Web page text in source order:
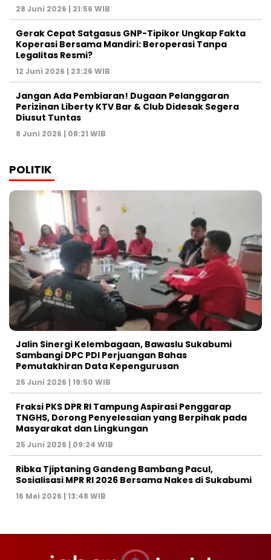
28 Juni 2026 | 21:56 WIB
Gerak Cepat Satgasus GNP-Tipikor Ungkap Fakta
Koperasi Bersama Mandiri: Beroperasi Tanpa
Legalitas Resmi?
12 Juni 2026 | 23:26 WIB
Jangan Ada Pembiaran! Dugaan Pelanggaran
Perizinan Liberty KTV Bar & Club Didesak Segera
Diusut Tuntas
8 Juni 2026 | 08:21 WIB
POLITIK
Jalin Sinergi Kelembagaan, Bawaslu Sukabumi
Sambangi DPC PDI Perjuangan Bahas
Pemutakhiran Data Kepengurusan
25 Juni 2026 | 19:50 WIB
‎Fraksi PKS DPR RI Tampung Aspirasi Penggarap
TNGHS, Dorong Penyelesaian yang Berpihak pada
Masyarakat dan Lingkungan‎
25 Juni 2026 | 09:24 WIB
Ribka Tjiptaning Gandeng Bambang Pacul,
Sosialisasi MPR RI 2026 Bersama Nakes di Sukabumi
16 Mei 2026 | 13:48 WIB